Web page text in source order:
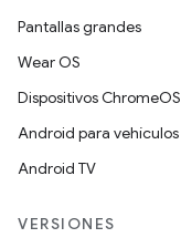
Pantallas grandes
Wear OS
Dispositivos ChromeOS
Android para vehículos
Android TV
VERSIONES